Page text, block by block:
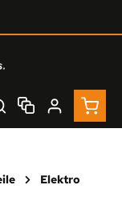
Elektro